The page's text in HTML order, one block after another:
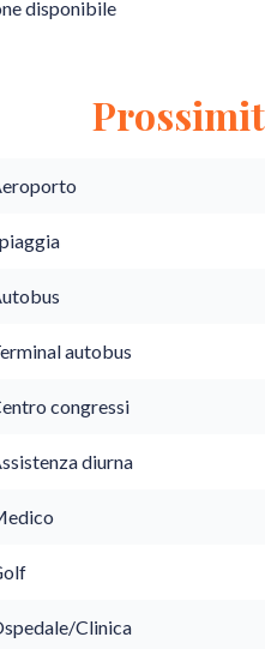
disponibile
autobus
congressi
diurna
Clinica